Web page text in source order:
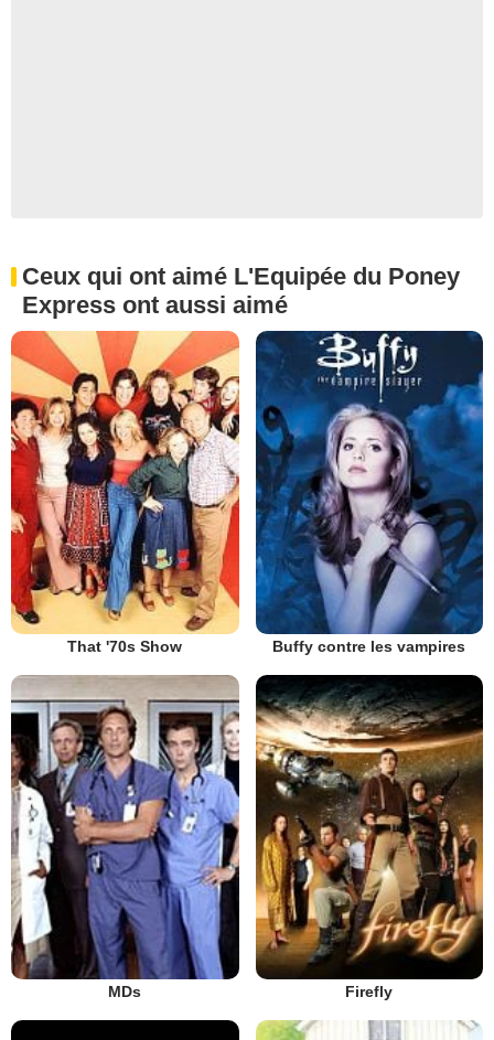
Ceux qui ont aimé L'Equipée du Poney
Express ont aussi aimé
That '70s Show Buffy contre les vampires
MDs Firefly